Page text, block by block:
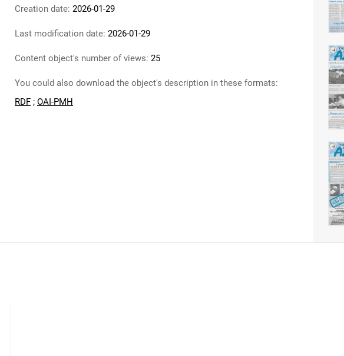
Creation date: 2026-01-29
Last modification date: 2026-01-29
Content object's number of views: 25
You could also download the object's description in these formats:
RDF ; OAI-PMH